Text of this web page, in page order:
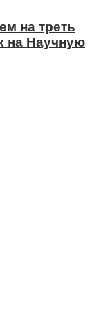
на треть
на Научную